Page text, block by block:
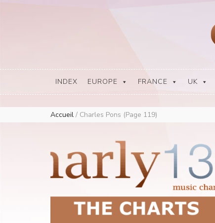
Europe Airplay Charts Radios Music Worldwide – Charly1300
European Music Charts plus USA and Australia
INDEX EUROPE FRANCE UK
Accueil / Charles Pons (Page 119)